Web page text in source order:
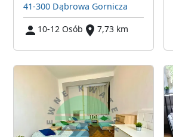
41-300 Dąbrowa Gornicza
10-12 Osób
7,73 km